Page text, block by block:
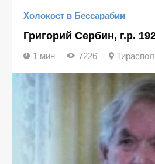
Холокост в Бессарабии
Григорий Сербин, г.р.
1 мин 7226